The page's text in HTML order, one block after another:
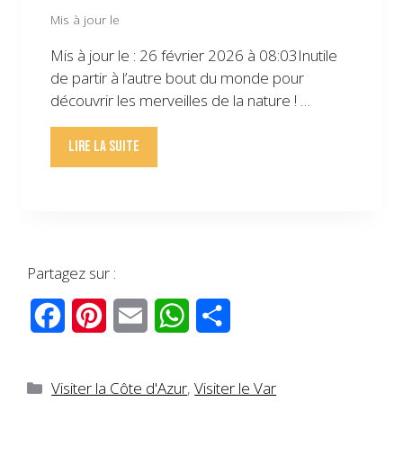
Mis à jour le
Mis à jour le : 26 février 2026 à 08:03Inutile
de partir à l’autre bout du monde pour
découvrir les merveilles de la nature ! …
Lire la suite
Partagez sur :
c
n
a
a
r
Catégories
Visiter la Côte d'Azur,Visiter le Var